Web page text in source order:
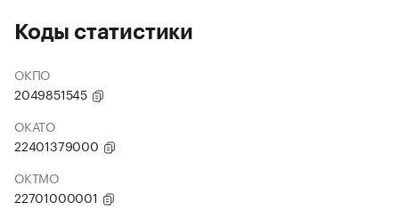
Коды статистики
ОКПО
2049851545
ОКАТО
22401379000
ОКТМО
22701000001